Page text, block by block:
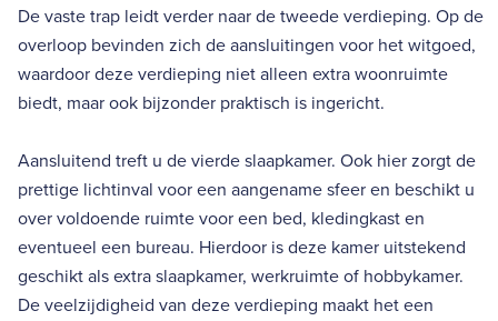
De vaste trap leidt verder naar de tweede verdieping. Op de
overloop bevinden zich de aansluitingen voor het witgoed,
waardoor deze verdieping niet alleen extra woonruimte
biedt, maar ook bijzonder praktisch is ingericht.
Aansluitend treft u de vierde slaapkamer. Ook hier zorgt de
prettige lichtinval voor een aangename sfeer en beschikt u
over voldoende ruimte voor een bed, kledingkast en
eventueel een bureau. Hierdoor is deze kamer uitstekend
geschikt als extra slaapkamer, werkruimte of hobbykamer.
De veelzijdigheid van deze verdieping maakt het een